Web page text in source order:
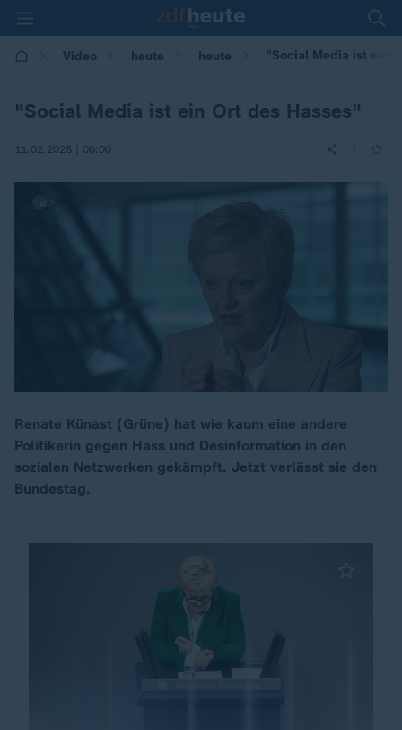
Video heute heute "Social Media ist ein
"Social Media ist ein Ort des Hasses"
11.02.2025 | 06:00
00:16
Renate Künast (Grüne) hat wie kaum eine andere
Politikerin gegen Hass und Desinformation in den
sozialen Netzwerken gekämpft. Jetzt verlässt sie den
Bundestag.